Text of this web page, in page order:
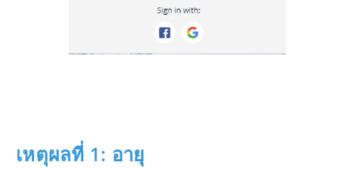
เหตุผลที่ 1: อายุ